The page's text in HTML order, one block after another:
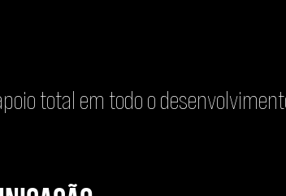
total em todo o